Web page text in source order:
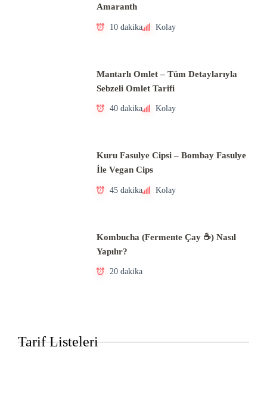
Amaranth
10 dakika Kolay
Mantarlı Omlet – Tüm Detaylarıyla
Sebzeli Omlet Tarifi
40 dakika Kolay
Kuru Fasulye Cipsi – Bombay Fasulye
İle Vegan Cips
45 dakika Kolay
Kombucha (Fermente Çay ☕) Nasıl
Yapılır?
20 dakika
Tarif Listeleri